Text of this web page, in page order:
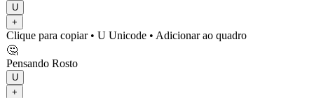
U
+
Clique para copiar• U Unicode • Adicionar ao quadro
🤔
Pensando Rosto
U
+